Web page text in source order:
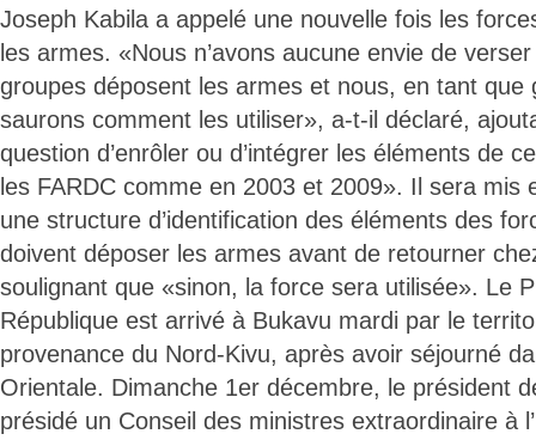
Joseph Kabila a appelé une nouvelle fois les
les armes. «Nous n’avons aucune envie de
groupes déposent les armes et nous, en tant que
saurons comment les utiliser», a-t-il déclaré,
question d’enrôler ou d’intégrer les éléments de
les FARDC comme en 2003 et 2009». Il sera mis
une structure d’identification des éléments des
doivent déposer les armes avant de retourner
soulignant que «sinon, la force sera utilisée». Le
République est arrivé à Bukavu mardi par le
provenance du Nord-Kivu, après avoir séjourné
Orientale. Dimanche 1er décembre, le président
présidé un Conseil des ministres extraordinaire à